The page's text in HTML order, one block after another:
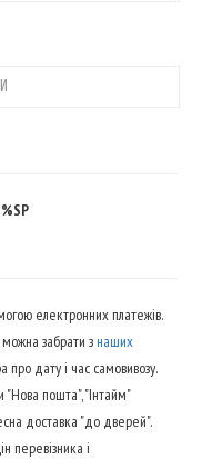
електронних платежів.
можна забрати знаших
дату і час самовивозу.
пошта", "Інтайм"
доставка "до дверей".
перевізника і